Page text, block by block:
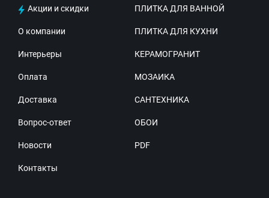
Акции и скидки
О компании
Интерьеры
Оплата
Доставка
Вопрос-ответ
Новости
Контакты
ПЛИТКА ДЛЯ ВАННОЙ
ПЛИТКА ДЛЯ КУХНИ
КЕРАМОГРАНИТ
МОЗАИКА
САНТЕХНИКА
ОБОИ
PDF